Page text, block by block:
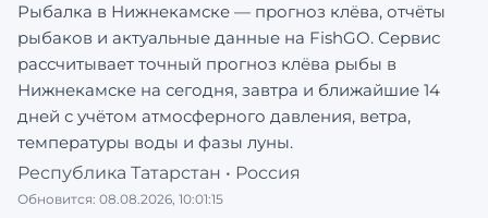
Рыбалка в Нижнекамске — прогноз клёва, отчёты
рыбаков и актуальные данные на FishGO. Сервис
рассчитывает точный прогноз клёва рыбы в
Нижнекамске на сегодня, завтра и ближайшие 14
дней с учётом атмосферного давления, ветра,
температуры воды и фазы луны.
Республика Татарстан • Россия
Обновится: 08.08.2026, 10:01:15